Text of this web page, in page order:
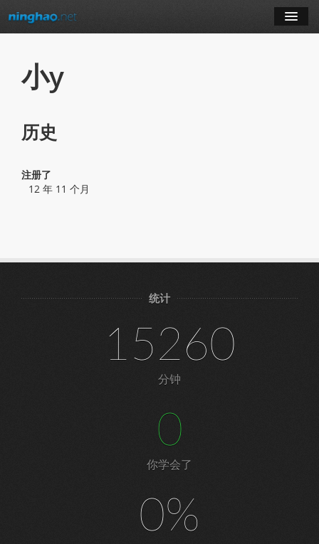
学习
博客
登录
小y
历史
注册了
12 年 11 个月
统计
15260
分钟
0
你学会了
0%